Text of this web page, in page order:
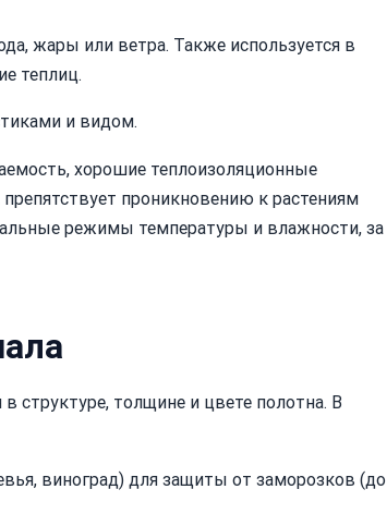
жары или ветра. Также используется в
теплиц.
и видом.
хорошие теплоизоляционные
проникновению к растениям
режимы температуры и влажности, за
структуре, толщине и цвете полотна. В
виноград) для защиты от заморозков (до